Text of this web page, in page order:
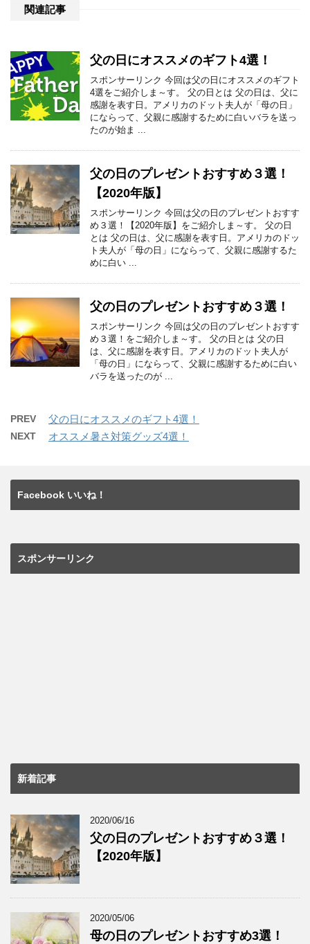
関連記事
父の日にオススメのギフト4選！
スポンサーリンク 今回は父の日にオススメのギフト
4選をご紹介しま～す。 父の日とは 父の日は、父に
感謝を表す日。アメリカのドット夫人が「母の日」
にならって、父親に感謝するために白いバラを送っ
たのが始ま ...
父の日のプレゼントおすすめ３選！
【2020年版】
スポンサーリンク 今回は父の日のプレゼントおすす
め３選！【2020年版】をご紹介しま～す。 父の日
とは 父の日は、父に感謝を表す日。アメリカのドッ
ト夫人が「母の日」にならって、父親に感謝するた
めに白い ...
父の日のプレゼントおすすめ３選！
スポンサーリンク 今回は父の日のプレゼントおすす
め３選！をご紹介しま～す。 父の日とは 父の日
は、父に感謝を表す日。アメリカのドット夫人が
「母の日」にならって、父親に感謝するために白い
バラを送ったのが ...
PREV 父の日にオススメのギフト4選！
NEXT オススメ暑さ対策グッズ4選！
Facebook いいね！
スポンサーリンク
新着記事
2020/06/16
父の日のプレゼントおすすめ３選！
【2020年版】
2020/05/06
母の日のプレゼントおすすめ3選！